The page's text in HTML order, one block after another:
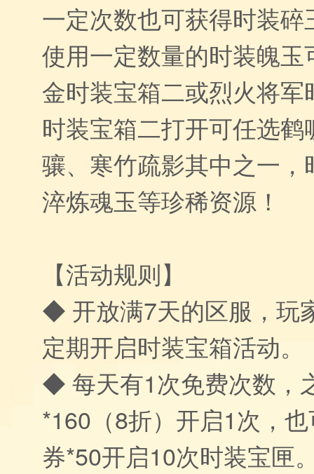
一定次数也可获得时装碎
使用一定数量的时装魄
金时装宝箱二或烈火将
时装宝箱二打开可任选
骧、寒竹疏影其中之一
淬炼魂玉等珍稀资源！
【活动规则】
◆ 开放满7天的区服，玩
定期开启时装宝箱活动。
◆ 每天有1次免费次数，
*160（8折）开启1次，
券*50开启10次时装宝匣